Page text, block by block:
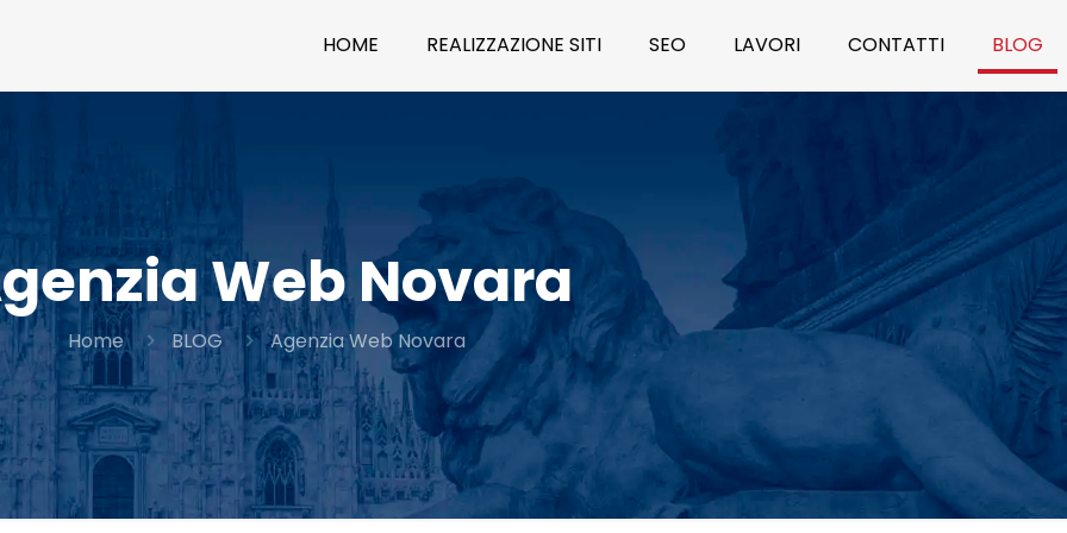
HOME REALIZZAZIONE SITI SEO LAVORI CONTATTI BLOG
Web Novara
Home BLOG Agenzia Web Novara